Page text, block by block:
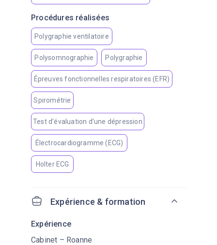
Procédures réalisées
Polysomnographie Polygraphie
Spirométrie
Holter ECG
Polygraphie ventilatoire
Épreuves fonctionnelles respiratoires (EFR)
Test d’évaluation d’une dépression
Électrocardiogramme (ECG)
Expérience & formation
Cabinet – Roanne
Expérience